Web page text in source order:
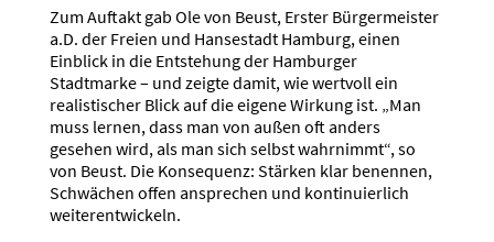
Zum Auftakt gab Ole von Beust, Erster Bürgermeister
a.D. der Freien und Hansestadt Hamburg, einen
Einblick in die Entstehung der Hamburger
Stadtmarke – und zeigte damit, wie wertvoll ein
realistischer Blick auf die eigene Wirkung ist. „Man
muss lernen, dass man von außen oft anders
gesehen wird, als man sich selbst wahrnimmt“, so
von Beust. Die Konsequenz: Stärken klar benennen,
Schwächen offen ansprechen und kontinuierlich
weiterentwickeln.